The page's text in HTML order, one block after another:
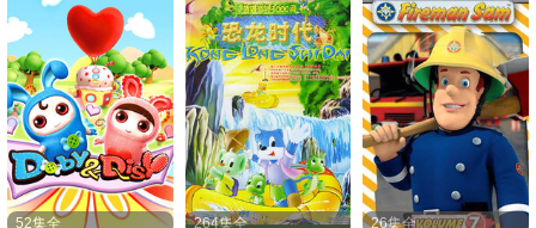
52集全 264集全 26集全